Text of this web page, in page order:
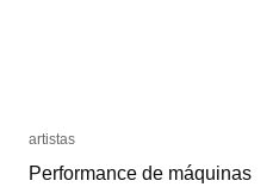
artistas
Performance de máquinas
artistas
Performance de máquinas